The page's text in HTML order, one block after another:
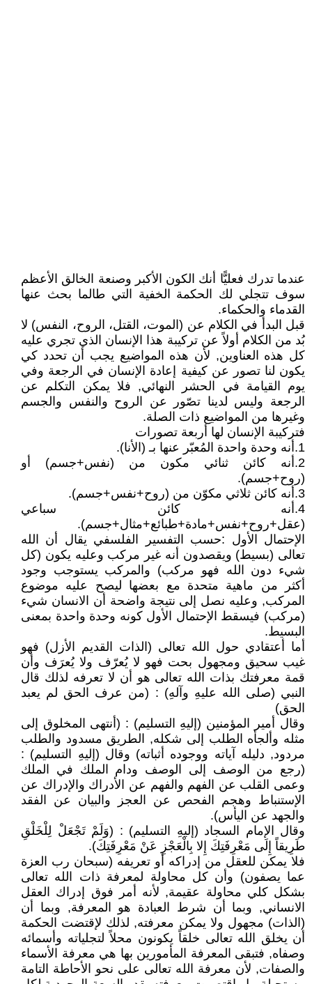
عندما تدرك فعليًّا أنك الكون الأكبر وصنعة الخالق الأعظم
سوف تتجلي لك الحكمة الخفية التي طالما بحث عنها
القدماء والحكماء.
قبل البدأ في الكلام عن (الموت، القتل، الروح، النفس) لا
بُد من الكلام أولاً عن تركيبة هذا الإنسان الذي تجري عليه
كل هذه العناوين, لأن هذه المواضيع يجب أن تحدد كي
يكون لنا تصور عن كيفية إعادة الإنسان في الرجعة وفي
يوم القيامة في الحشر النهائي, فلا يمكن التكلم عن
الرجعة وليس لدينا تصّور عن الروح والنفس والجسم
وغيرها من المواضيع ذات الصلة.
فتركيبة الإنسان لها أربعة تصورات
1.أنه وحدة واحدة المُعبّر عنها بـ (الأنا).
2.أنه كائن ثنائي مكون من (نفس+جسم) أو
(روح+جسم).
3.أنه كائن ثلاثي مكوّن من (روح+نفس+جسم).
4.أنه كائن سباعي
(عقل+روح+نفس+مادة+طبائع+مثال+جسم).
الإحتمال الأول :حسب التفسير الفلسفي يقال أن الله
تعالى (بسيط) ويقصدون أنه غير مركب وعليه يكون (كل
شيء دون الله فهو مركب) والمركب يستوجب وجود
أكثر من ماهية متحدة مع بعضها ليصح عليه موضوع
المركب, وعليه نصل إلى نتيجة واضحة أن الانسان شيء
(مركب) فيسقط الإحتمال الأول كونه وحدة واحدة بمعنى
البسيط.
أما أعتقادي حول الله تعالى (الذات القديم الأزل) فهو
غيب سحيق ومجهول بحت فهو لا يُعرّف ولا يُعرَف وأن
قمة معرفتك بذات الله تعالى هو أن لا تعرفه لذلك قال
النبي (صلى الله عليهِ وآلهِ) : (من عرف الحق لم يعبد
الحق)
وقال أمير المؤمنين (إليهِ التسليم) : (أنتهى المخلوق إلى
مثله وألجأه الطلب إلى شكله, الطريق مسدود والطلب
مردود, دليله آياته ووجوده أثباته) وقال (إليهِ التسليم) :
(رجع من الوصف إلى الوصف ودام الملك في الملك
وعمى القلب عن الفهم والفهم عن الأدراك والإدراك عن
الإستنباط وهجم الفحص عن العجز والبيان عن الفقد
والجهد عن اليأس).
وقال الإمام السجاد (إليهِ التسليم) : (وَلَمْ تَجْعَلْ لِلْخَلْقِ
طَرِيقاً إِلَى مَعْرِفَتِكَ إِلا بِالْعَجْزِ عَنْ مَعْرِفَتِكَ).
فلا يمكن للعقل من إدراكه أو تعريفه (سبحان رب العزة
عما يصفون) وأن كل محاولة لمعرفة ذات الله تعالى
بشكل كلي محاولة عقيمة, لأنه أمر فوق إدراك العقل
الانساني, وبما أن شرط العبادة هو المعرفة, وبما أن
(الذات) مجهول ولا يمكن معرفته, لذلك لإقتضت الحكمة
أن يخلق الله تعالى خلقاً يكونون محلاً لتجلياته وأسمائه
وصفاه, فتبقى المعرفة المأمورين بها هي معرفة الأسماء
والصفات, لأن معرفة الله تعالى على نحو الأحاطة التامة